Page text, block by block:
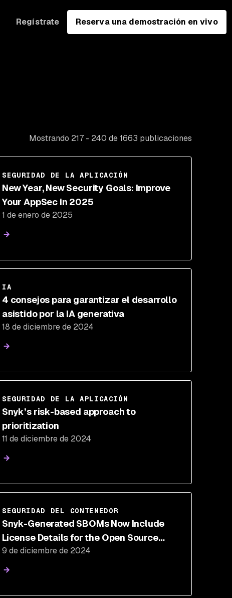
Regístrate Reserva una demostración en vivo
Mostrando 217 - 240 de 1663 publicaciones
SEGURIDAD DE LA APLICACIÓN
New Year, New Security Goals: Improve
Your AppSec in 2025
1 de enero de 2025
IA
4 consejos para garantizar el desarrollo
asistido por la IA generativa
18 de diciembre de 2024
SEGURIDAD DE LA APLICACIÓN
Snyk’s risk-based approach to
prioritization
11 de diciembre de 2024
SEGURIDAD DEL CONTENEDOR
Snyk-Generated SBOMs Now Include
License Details for the Open Source
Libraries in Your Projects
9 de diciembre de 2024